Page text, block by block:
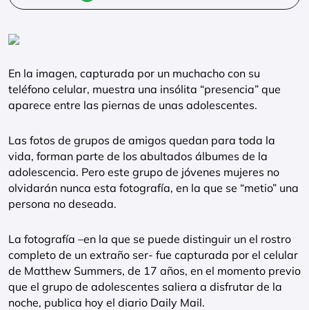
En la imagen, capturada por un muchacho con su
teléfono celular, muestra una insólita “presencia” que
aparece entre las piernas de unas adolescentes.
Las fotos de grupos de amigos quedan para toda la
vida, forman parte de los abultados álbumes de la
adolescencia. Pero este grupo de jóvenes mujeres no
olvidarán nunca esta fotografía, en la que se “metio” una
persona no deseada.
La fotografía –en la que se puede distinguir un el rostro
completo de un extraño ser- fue capturada por el celular
de Matthew Summers, de 17 años, en el momento previo
que el grupo de adolescentes saliera a disfrutar de la
noche, publica hoy el diario Daily Mail.